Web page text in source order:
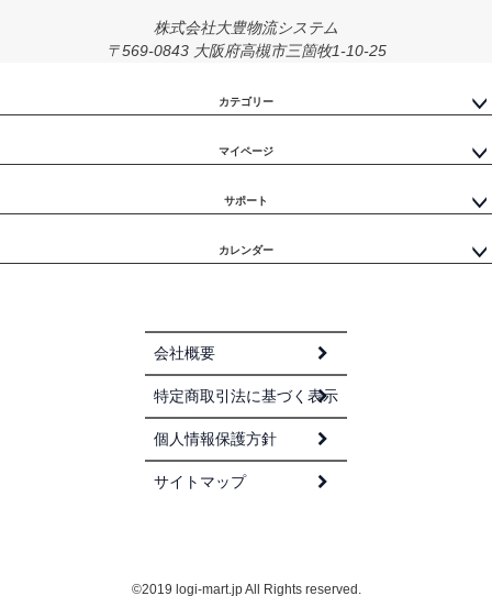
株式会社大豊物流システム
〒569-0843 大阪府高槻市三箇牧1-10-25
カテゴリー
マイページ
サポート
カレンダー
会社概要
特定商取引法に基づく表示
個人情報保護方針
サイトマップ
©2019 logi-mart.jp All Rights reserved.